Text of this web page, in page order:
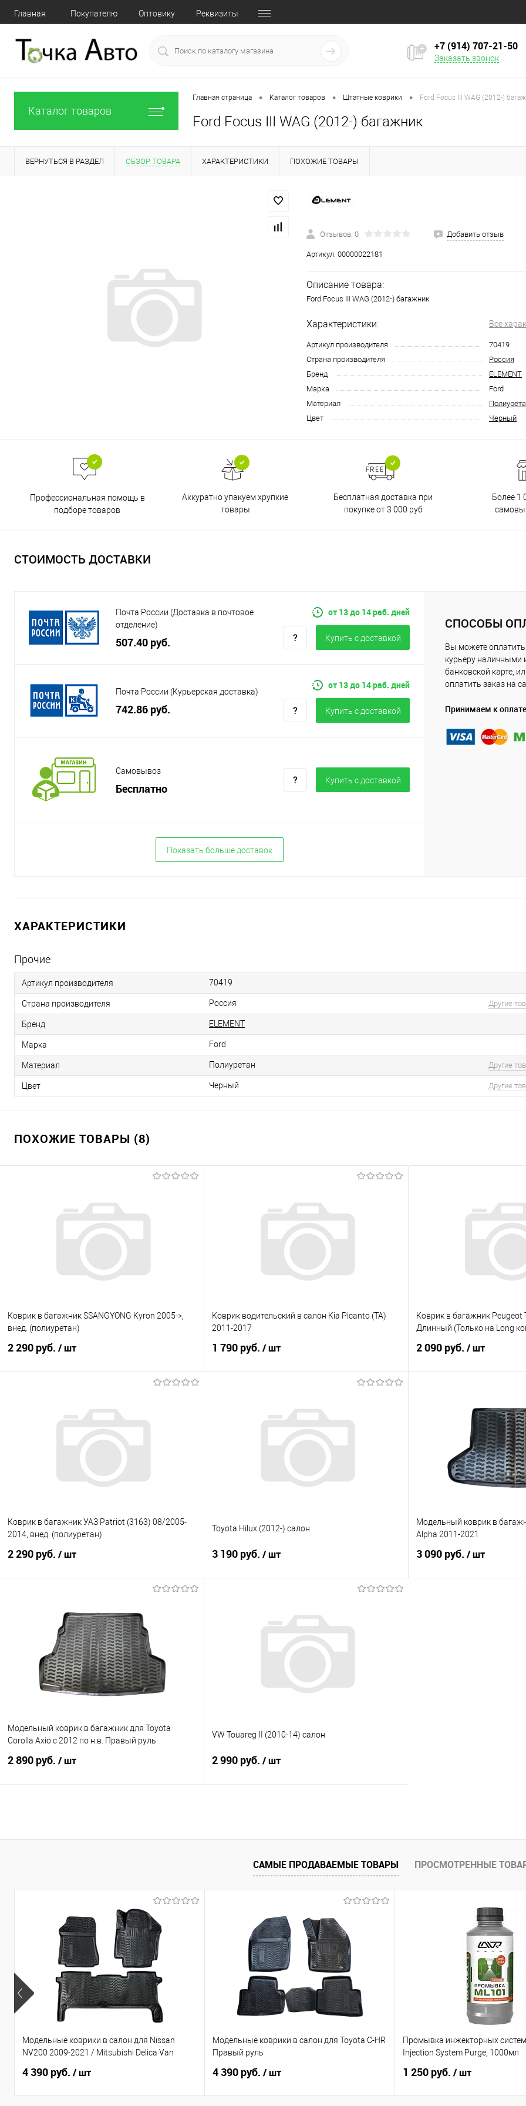
Главная Покупателю Оптовику Реквизиты
+7 (914) 707‒21‒50
Заказать звонок
Каталог товаров
Главная страница • Каталог товаров • Штатные коврики • Ford Focus III WAG (2012-)
Ford Focus III WAG (2012-) багажник
ВЕРНУТЬСЯ В РАЗДЕЛ ОБЗОР ТОВАРА ХАРАКТЕРИСТИКИ ПОХОЖИЕ ТОВАРЫ
Отзывов: 0 Добавить отзыв
Артикул: 00000022181
Описание товара:
Ford Focus III WAG (2012-) багажник
Характеристики: Все
Артикул производителя
70419
Страна производителя
Россия
Бренд
ELEMENT
Марка
Ford
Материал
Цвет
Черный
Профессиональная помощь в
подборе товаров
Аккуратно упакуем хрупкие
товары
Бесплатная доставка при
покупке от 3 000 руб
Более 1
СТОИМОСТЬ ДОСТАВКИ
Почта России (Доставка в почтовое
отделение)
507.40 руб.
от 13 до 14 раб. дней
Купить c доставкой
Почта России (Курьерская доставка)
742.86 руб.
от 13 до 14 раб. дней
Купить c доставкой
Самовывоз
Бесплатно
Купить c доставкой
Показать больше доставок
СПОСОБЫ
Вы можете оплатить
курьеру наличными
банковской карте,
оплатить заказ на
Принимаем к оплате
ХАРАКТЕРИСТИКИ
Прочие
Артикул производителя 70419
Страна производителя Россия Другие
Бренд ELEMENT
Марка Ford
Материал Полиуретан Другие
Цвет Черный Другие
ПОХОЖИЕ ТОВАРЫ (8)
Коврик в багажник SSANGYONG Kyron 2005->,
внед. (полиуретан)
2 290 руб. / шт
Купить в 1 клик
Сравнение
Под заказ
Коврик водительский в салон Kia Picanto (TA)
2011-2017
1 790 руб. / шт
Купить в 1 клик
Сравнение
Под заказ
Коврик в багажник Peugeot
Длинный (Только на Long
2 090 руб. / шт
Купить в 1 клик
В избранное
Коврик в багажник УАЗ Patriot (3163) 08/2005-
2014, внед. (полиуретан)
2 290 руб. / шт
Купить в 1 клик
Сравнение
В избранное
Под заказ
Toyota Hilux (2012-) салон
3 190 руб. / шт
Купить в 1 клик
Сравнение
Под заказ
Модельный коврик в
Alpha 2011-2021
3 090 руб. / шт
Модельный коврик в багажник для Toyota
Corolla Axio с 2012 по н.в. Правый руль
2 890 руб. / шт
Купить в 1 клик
Сравнение
VW Touareg II (2010-14) салон
2 990 руб. / шт
Купить в 1 клик
Сравнение
В избранное
Под заказ
САМЫЕ ПРОДАВАЕМЫЕ ТОВАРЫ ПРОСМОТРЕННЫЕ
Модельные коврики в салон для Nissan
NV200 2009-2021 / Mitsubishi Delica Van
4 390 руб. / шт
Модельные коврики в салон для Toyota C-HR
Правый руль
4 390 руб. / шт
Промывка инжекторных систем
Injection System Purge, 1000мл
1 250 руб. / шт